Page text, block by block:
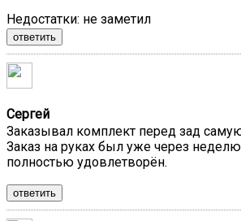
Недостатки: не заметил
ответить
Сергей
Заказывал комплект перед зад
Заказ на руках был уже через
полностью удовлетворён.
ответить